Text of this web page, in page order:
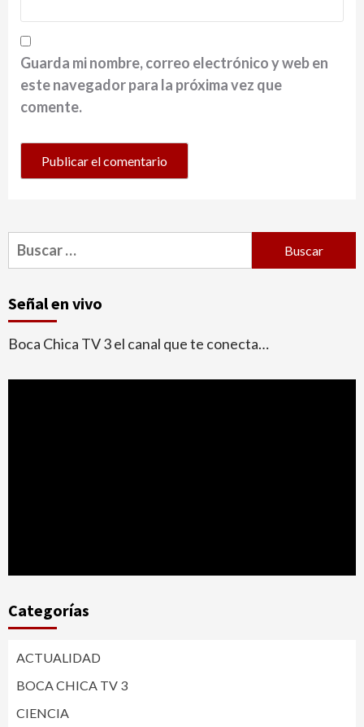
Guarda mi nombre, correo electrónico y web en
este navegador para la próxima vez que
comente.
Buscar:
Señal en vivo
Boca Chica TV 3 el canal que te conecta…
Categorías
ACTUALIDAD
BOCA CHICA TV 3
CIENCIA